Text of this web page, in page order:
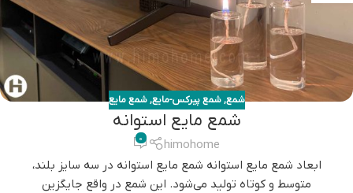
شمع,شمع پیرکس-مایع,شمع مایع
شمع مایع استوانه
himohome
0
ابعاد شمع مایع استوانه شمع مایع استوانه در سه سایز بلند،
متوسط و کوتاه تولید می‌شود. این شمع در واقع جایگزین